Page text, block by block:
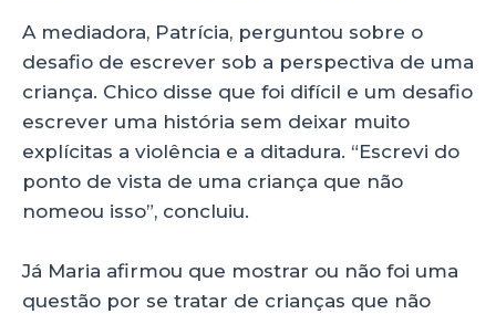
A mediadora, Patrícia, perguntou sobre o
desafio de escrever sob a perspectiva de uma
criança. Chico disse que foi difícil e um desafio
escrever uma história sem deixar muito
explícitas a violência e a ditadura. “Escrevi do
ponto de vista de uma criança que não
nomeou isso”, concluiu.
Já Maria afirmou que mostrar ou não foi uma
questão por se tratar de crianças que não